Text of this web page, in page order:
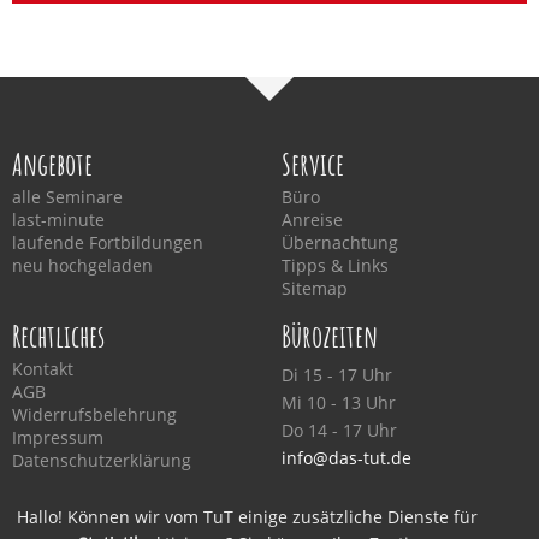
Angebote
alle Seminare
last-minute
laufende Fortbildungen
neu hochgeladen
Service
Büro
Anreise
Übernachtung
Tipps & Links
Sitemap
Rechtliches
Kontakt
AGB
Widerrufsbelehrung
Impressum
Datenschutzerklärung
Bürozeiten
Di 15 - 17 Uhr
Mi 10 - 13 Uhr
Do 14 - 17 Uhr
info@das-tut.de
Hallo! Können wir vom TuT einige zusätzliche Dienste für